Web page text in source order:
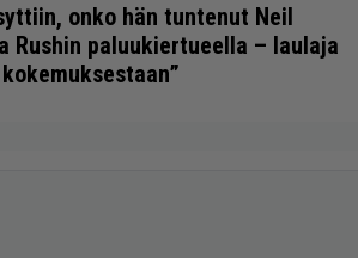
onko hän tuntenut Neil
Rushin paluukiertueella – laulaja